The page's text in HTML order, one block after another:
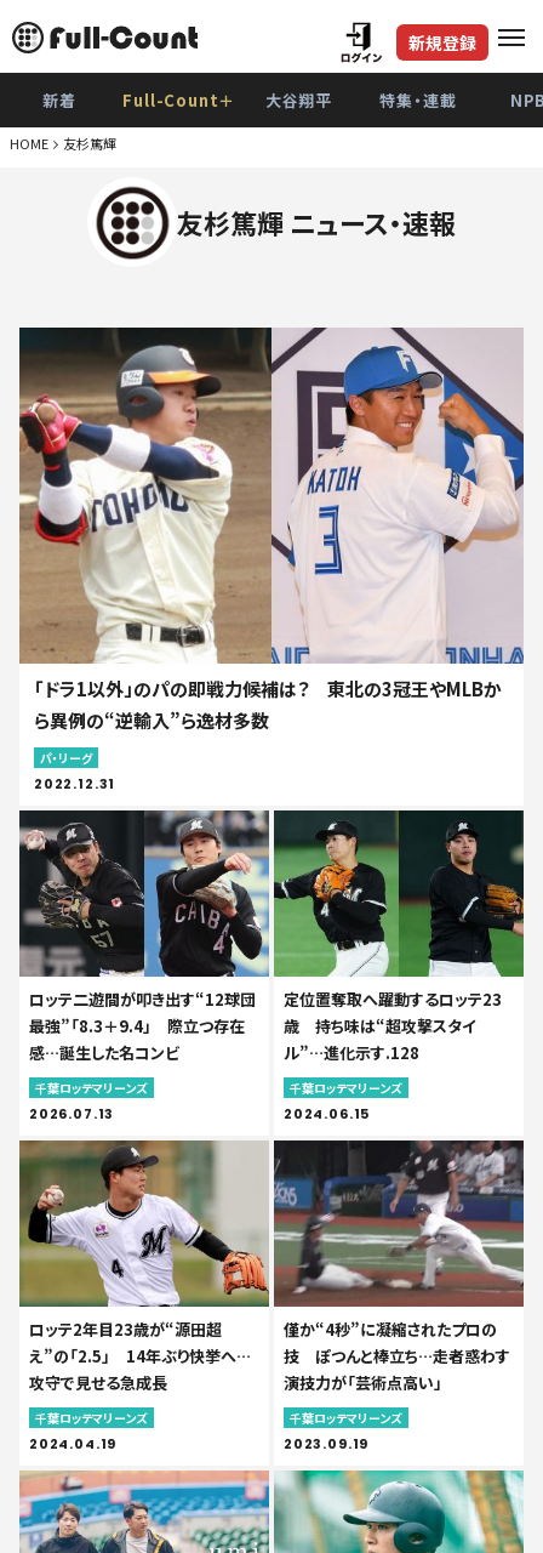
新規登録
新着 Full-Count＋ 大谷翔平 特集・連載
HOME 友杉篤輝
友杉篤輝 ニュース・速報
「ドラ1以外」のパの即戦力候補は？ 東北の3冠王やMLBか
ら異例の“逆輸入”ら逸材多数
パ・リーグ
2022.12.31
ロッテ二遊間が叩き出す“12球団
最強”「8.3＋9.4」 際立つ存在
感…誕生した名コンビ
千葉ロッテマリーンズ
2026.07.13
定位置奪取へ躍動するロッテ23
歳 持ち味は“超攻撃スタイ
ル”…進化示す.128
千葉ロッテマリーンズ
2024.06.15
ロッテ2年目23歳が“源田超
え”の「2.5」 14年ぶり快挙へ…
攻守で見せる急成長
千葉ロッテマリーンズ
2024.04.19
僅か“4秒”に凝縮されたプロの
技 ぽつんと棒立ち…走者惑わす
演技力が「芸術点高い」
千葉ロッテマリーンズ
2023.09.19